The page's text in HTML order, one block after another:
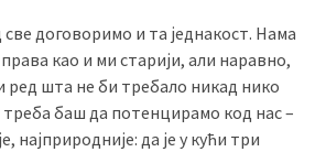
договоримо и та једнакост. Нама
као и ми старији, али наравно,
ред шта не би требало никад нико
баш да потенцирамо код нас –
најприродније: да је у кући три